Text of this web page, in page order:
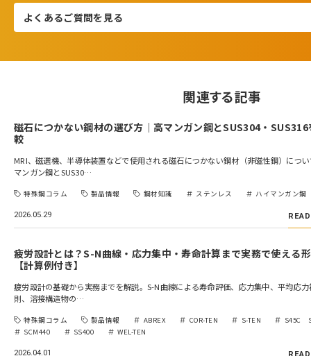
よくあるご質問を見る
関連する記事
磁石につかない鋼材の選び方｜高マンガン鋼とSUS304・
較
MRI、磁選機、半導体装置などで使用される磁石につかない鋼材（非磁性鋼）につ
マンガン鋼とSUS30…
特殊鋼コラム 製品情報 鋼材知識 ステンレス ハイマンガン鋼
2026.05.29
疲労設計とは？S-N曲線・応力集中・寿命計算まで実務で使える
【計算例付き】
疲労設計の基礎から実務までを解説。S-N曲線による寿命評価、応力集中、平均応
則、溶接構造物の…
特殊鋼コラム 製品情報 ABREX COR-TEN S-TEN
S45C
SCM440
SS400 WEL-TEN
2026.04.01